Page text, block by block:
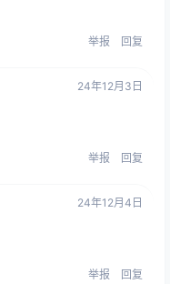
举报 回复
24年12月3日
举报 回复
24年12月4日
举报 回复